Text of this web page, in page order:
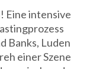
Eine intensive
Banks, Luden
einer Szene